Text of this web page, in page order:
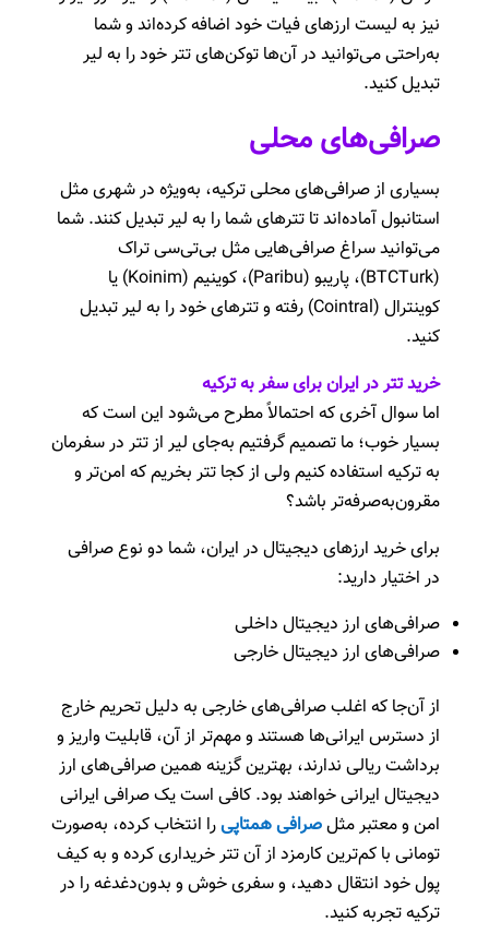
نیز به لیست ارزهای فیات خود اضافه کرده‌اند و شما
به‌راحتی می‌توانید در آن‌ها توکن‌های تتر خود را به لیر
تبدیل کنید.
صرافی‌های محلی
بسیاری از صرافی‌های محلی ترکیه، به‌ویژه در شهری مثل
استانبول آماده‌اند تا تترهای شما را به لیر تبدیل کنند. شما
می‌توانید سراغ صرافی‌هایی مثل بی‌تی‌سی تراک
(BTCTurk)، پاریبو (Paribu)، کوینیم (Koinim) یا
کوینترال (Cointral) رفته و تترهای خود را به لیر تبدیل
کنید.
خرید تتر در ایران برای سفر به ترکیه
اما سوال آخری که احتمالاً مطرح می‌شود این است که
بسیار خوب؛ ما تصمیم گرفتیم به‌جای لیر از تتر در سفرمان
به ترکیه استفاده کنیم ولی از کجا تتر بخریم که امن‌تر و
مقرون‌به‌صرفه‌تر باشد؟
برای خرید ارزهای دیجیتال در ایران، شما دو نوع صرافی
در اختیار دارید:
صرافی‌های ارز دیجیتال داخلی
صرافی‌های ارز دیجیتال خارجی
از آن‌جا که اغلب صرافی‌های خارجی به دلیل تحریم خارج
از دسترس ایرانی‌ها هستند و مهم‌تر از آن، قابلیت واریز و
برداشت ریالی ندارند، بهترین گزینه همین صرافی‌های ارز
دیجیتال ایرانی خواهند بود. کافی است یک صرافی ایرانی
امن و معتبر مثلصرافیهمتاپیرا انتخاب کرده، به‌صورت
تومانی با کم‌ترین کارمزد از آن تتر خریداری کرده و به کیف
پول خود انتقال دهید، و سفری خوش و بدون‌دغدغه را در
ترکیه تجربه کنید.